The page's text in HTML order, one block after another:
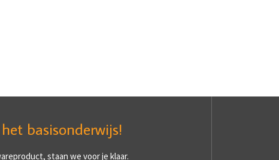
basisonderwijs!
staan we voor je klaar.